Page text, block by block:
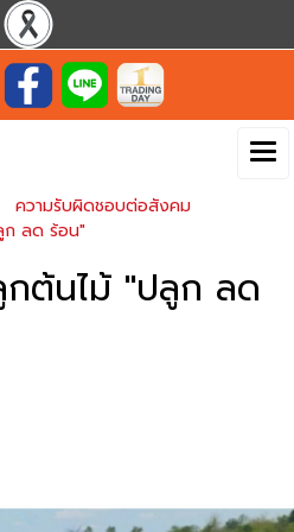
ความรับผิดชอบต่อสังคม
ก ลด ร้อน"
ต้นไม้ "ปลูก ลด